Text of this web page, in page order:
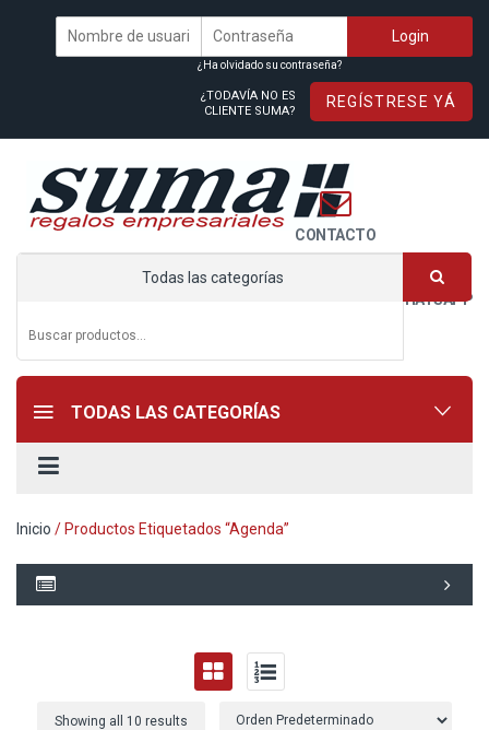
¿Ha olvidado su contraseña?
¿TODAVÍA NO ES
CLIENTE SUMA?
REGÍSTRESE YÁ
WHATSAPP
CONTACTO
Todas las categorías
TODAS LAS CATEGORÍAS
Inicio / Productos Etiquetados “Agenda”
Showing all 10 results